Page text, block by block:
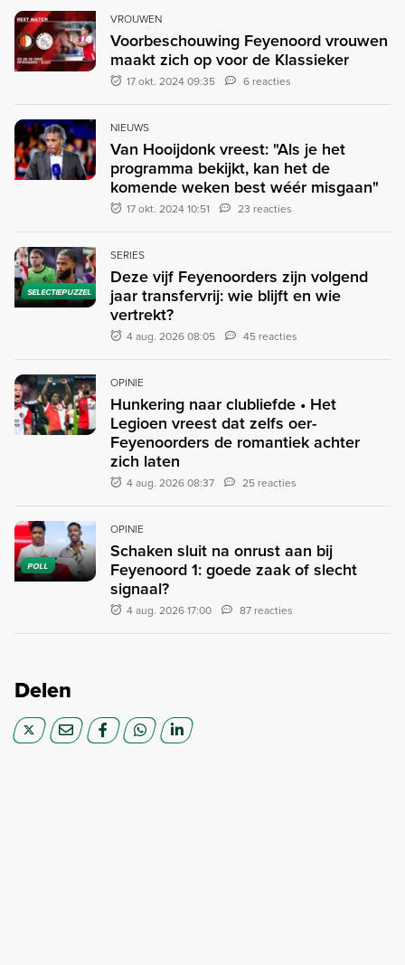
VROUWEN
Voorbeschouwing Feyenoord vrouwen
maakt zich op voor de Klassieker
17 okt. 2024 09:35 6 reacties
NIEUWS
Van Hooijdonk vreest: "Als je het
programma bekijkt, kan het de
komende weken best wéér misgaan"
17 okt. 2024 10:51 23 reacties
SELECTIEPUZZEL
SERIES
Deze vijf Feyenoorders zijn volgend
jaar transfervrij: wie blijft en wie
vertrekt?
4 aug. 2026 08:05 45 reacties
OPINIE
Hunkering naar clubliefde • Het
Legioen vreest dat zelfs oer-
Feyenoorders de romantiek achter
zich laten
4 aug. 2026 08:37 25 reacties
POLL
OPINIE
Schaken sluit na onrust aan bij
Feyenoord 1: goede zaak of slecht
signaal?
4 aug. 2026 17:00 87 reacties
Delen